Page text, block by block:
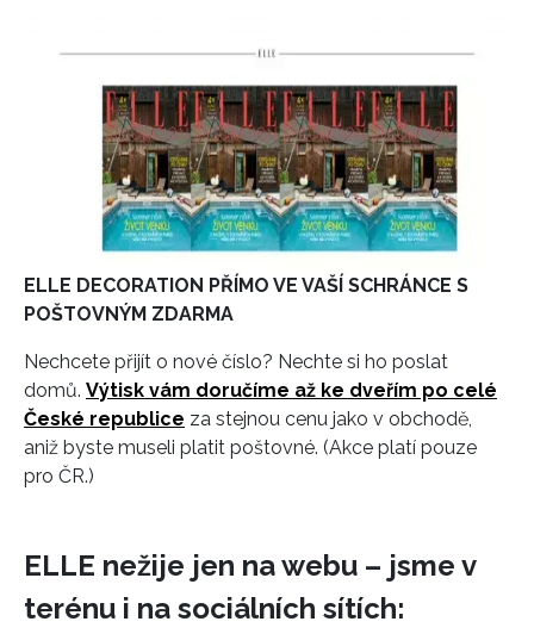
ELLE DECORATION PŘÍMO VE VAŠÍ SCHRÁNCE S
POŠTOVNÝM ZDARMA
Nechcete přijít o nové číslo? Nechte si ho poslat
domů. Výtisk vám doručíme až ke dveřím po celé
České republice za stejnou cenu jako v obchodě,
aniž byste museli platit poštovné. (Akce platí pouze
pro ČR.)
ELLE nežije jen na webu – jsme v
terénu i na sociálních sítích: